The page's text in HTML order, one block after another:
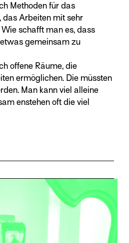
Methoden für das
das Arbeiten mit sehr
schafft man es, dass
gemeinsam zu
offene Räume, die
ermöglichen. Die müssten
Man kann viel alleine
enstehen oft die viel